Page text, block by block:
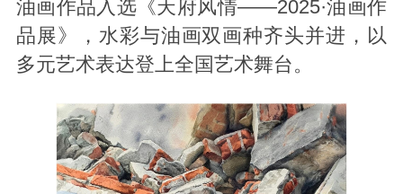
油画作品入选《天府风情——2025·油画作
品展》，水彩与油画双画种齐头并进，以
多元艺术表达登上全国艺术舞台。